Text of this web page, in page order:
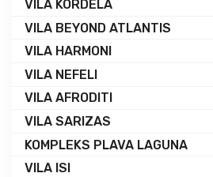
VILA KORDELA
VILA BEYOND ATLANTIS
VILA HARMONI
VILA NEFELI
VILA AFRODITI
VILA SARIZAS
KOMPLEKS PLAVA LAGUNA
VILA ISI